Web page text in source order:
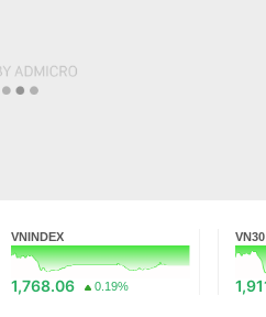
VNINDEX
1,768.06 0.19%
VN30